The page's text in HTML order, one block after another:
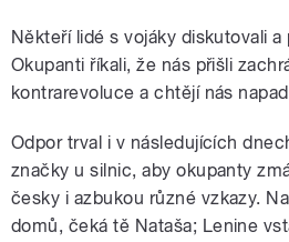
Někteří lidé s vojáky diskutovali a
Okupanti říkali, že nás přišli
kontrarevoluce a chtějí nás
Odpor trval i v následujících
značky u silnic, aby okupanty
česky i azbukou různé vzkazy.
domů, čeká tě Nataša; Lenine